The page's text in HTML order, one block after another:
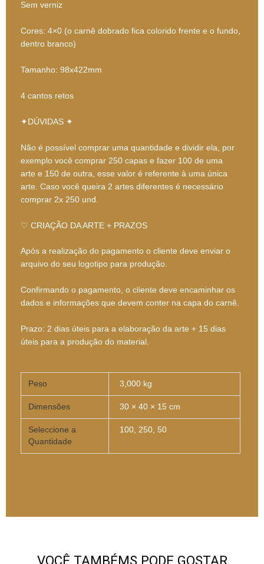
Sem verniz
Cores: 4×0 (o carnê dobrado fica colorido frente e o fundo,
dentro branco)
Tamanho: 98x422mm
4 cantos retos
✦DÚVIDAS ✦
Não é possível comprar uma quantidade e dividir ela, por
exemplo você comprar 250 capas e fazer 100 de uma
arte e 150 de outra, esse valor é referente à uma única
arte. Caso você queira 2 artes diferentes é necessário
comprar 2x 250 und.
♡ CRIAÇÃO DA ARTE + PRAZOS
Após a realização do pagamento o cliente deve enviar o
arquivo do seu logotipo para produção.
Confirmando o pagamento, o cliente deve encaminhar os
dados e informações que devem conter na capa do carnê.
Prazo: 2 dias úteis para a elaboração da arte + 15 dias
úteis para a produção do material.
Peso 3,000 kg
Dimensões 30 × 40 × 15 cm
Seleccione a
Quantidade
100, 250, 50
VOCÊ TAMBÉMS PODE GOSTAR